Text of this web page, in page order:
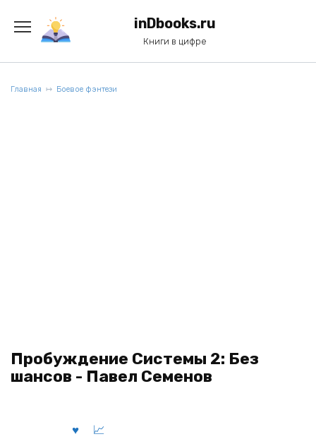
содержанию
inDbooks.ru
Книги в цифре
Главная Боевое фэнтези
Пробуждение Системы 2: Без
шансов - Павел Семенов